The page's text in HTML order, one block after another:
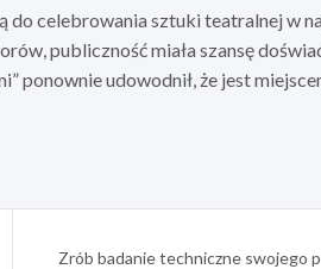
do celebrowania sztuki teatralnej w
publiczność miała szansę
ponownie udowodnił, że jest
Zrób badanie techniczne swojego